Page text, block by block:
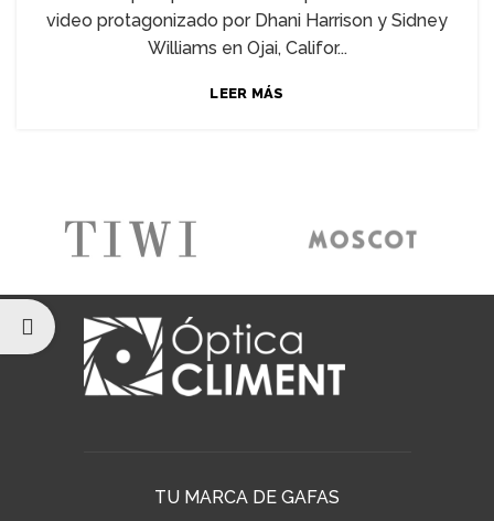
video protagonizado por Dhani Harrison y Sidney
Williams en Ojai, Califor...
LEER MÁS
TU MARCA DE GAFAS